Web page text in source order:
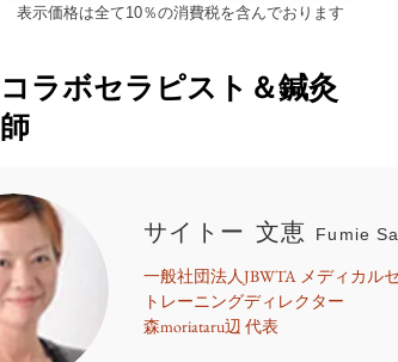
表示価格は全て10％の消費税を含んでおります
コラボセラピスト＆鍼灸
師
サイトー 文恵 Fumie
一般社団法人JBWTA メディカル
トレーニングディレクター
森moriataru辺 代表